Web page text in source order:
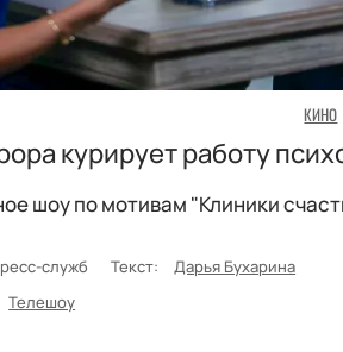
КИНО
курирует работу
шоу по мотивам "Клиники
служб Текст: Дарья Бухарина
Телешоу